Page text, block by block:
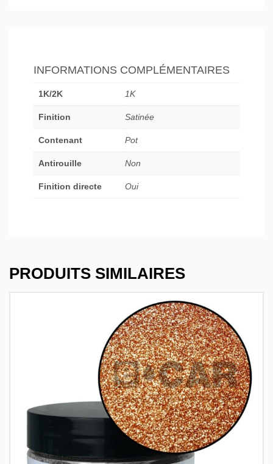
INFORMATIONS COMPLÉMENTAIRES
1K/2K 1K
Finition Satinée
Contenant Pot
Antirouille Non
Finition directe Oui
PRODUITS SIMILAIRES